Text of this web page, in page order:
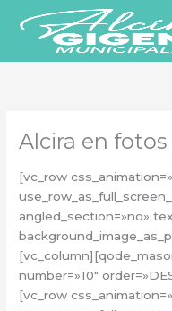
contenido
Alcira en fotos
[vc_row
angled_section=»no»
number=»10″
[vc_row